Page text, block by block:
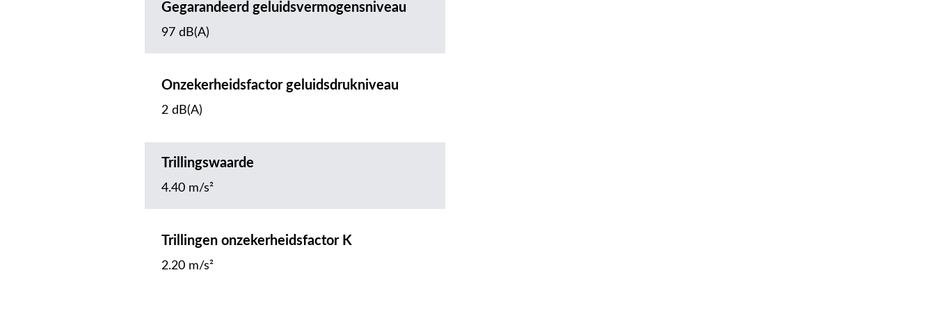
Gegarandeerd geluidsvermogensniveau
97 dB(A)
Onzekerheidsfactor geluidsdrukniveau
2 dB(A)
Trillingswaarde
4.40 m/s²
Trillingen onzekerheidsfactor K
2.20 m/s²